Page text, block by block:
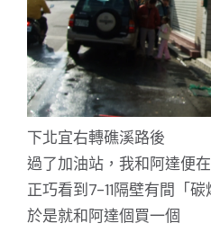
下北宜右轉礁溪路後
過了加油站，我和阿達便
正巧看到7-11隔壁有間「碳
於是就和阿達個買一個